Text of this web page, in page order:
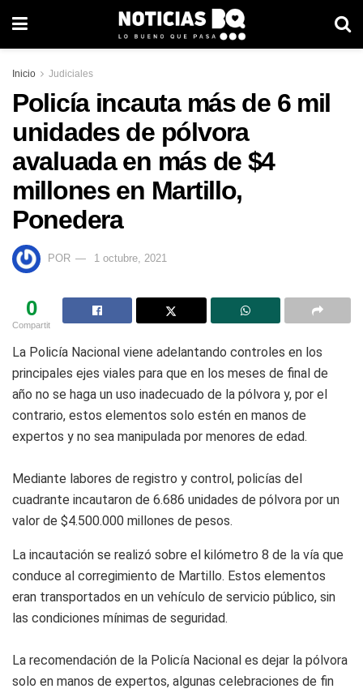
Inicio Judiciales
Policía incauta más de 6 mil
unidades de pólvora
avaluada en más de $4
millones en Martillo,
Ponedera
POR 1 octubre, 2021
0
Compartit
La Policía Nacional viene adelantando controles en los
principales ejes viales para que en los meses de final de
año no se haga un uso inadecuado de la pólvora y, por el
contrario, estos elementos solo estén en manos de
expertos y no sea manipulada por menores de edad.
Mediante labores de registro y control, policías del
cuadrante incautaron de 6.686 unidades de pólvora por un
valor de $4.500.000 millones de pesos.
La incautación se realizó sobre el kilómetro 8 de la vía que
conduce al corregimiento de Martillo. Estos elementos
eran transportados en un vehículo de servicio público, sin
las condiciones mínimas de seguridad.
La recomendación de la Policía Nacional es dejar la pólvora
solo en manos de expertos, algunas celebraciones de fin